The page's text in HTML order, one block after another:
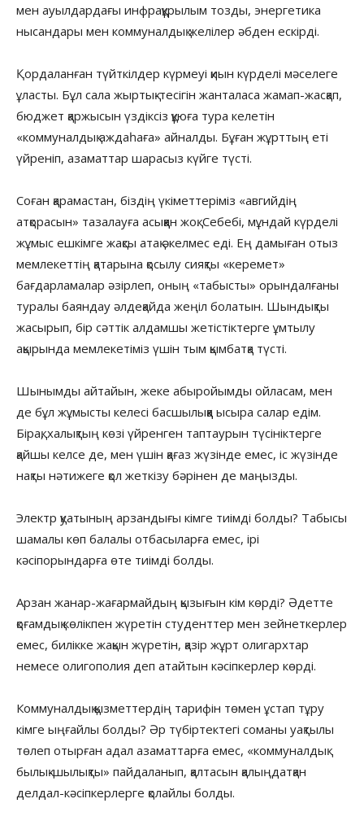
мен ауылдардағы инфрақұрылым тозды, энергетика
нысандары мен коммуналдық желілер әбден ескірді.
Қордаланған түйткілдер күрмеуі қиын күрделі мәселеге
ұласты. Бұл сала жыртық-тесігін жанталаса жамап-жасқап,
бюджет қаржысын үздіксіз құюға тура келетін
«коммуналдық аждаһаға» айналды. Бұған жұрттың еті
үйреніп, азаматтар шарасыз күйге түсті.
Соған қарамастан, біздің үкіметтеріміз «авгийдің
атқорасын» тазалауға асыққан жоқ. Себебі, мұндай күрделі
жұмыс ешкімге жақсы атақ әкелмес еді. Ең дамыған отыз
мемлекеттің қатарына қосылу сияқты «керемет»
бағдарламалар әзірлеп, оның «табысты» орындалғаны
туралы баяндау әлдеқайда жеңіл болатын. Шындықты
жасырып, бір сәттік алдамшы жетістіктерге ұмтылу
ақырында мемлекетіміз үшін тым қымбатқа түсті.
Шынымды айтайын, жеке абыройымды ойласам, мен
де бұл жұмысты келесі басшылыққа ысыра салар едім.
Бірақ, халықтың көзі үйренген таптаурын түсініктерге
қайшы келсе де, мен үшін қағаз жүзінде емес, іс жүзінде
нақты нәтижеге қол жеткізу бәрінен де маңызды.
Электр қуатының арзандығы кімге тиімді болды? Табысы
шамалы көп балалы отбасыларға емес, ірі
кәсіпорындарға өте тиімді болды.
Арзан жанар-жағармайдың қызығын кім көрді? Әдетте
қоғамдық көлікпен жүретін студенттер мен зейнеткерлер
емес, билікке жақын жүретін, қазір жұрт олигархтар
немесе олигополия деп атайтын кәсіпкерлер көрді.
Коммуналдық қызметтердің тарифін төмен ұстап тұру
кімге ыңғайлы болды? Әр түбіртектегі соманы уақтылы
төлеп отырған адал азаматтарға емес, «коммуналдық
былық-шылықты» пайдаланып, қалтасын қалыңдатқан
делдал-кәсіпкерлерге қолайлы болды.